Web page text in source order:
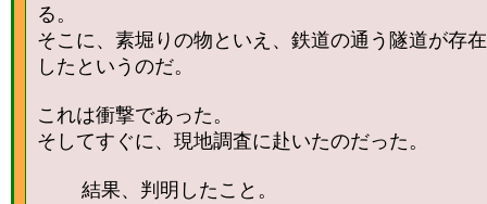
る。
そこに、素堀りの物といえ、鉄道の通う隧道が存在
したというのだ。
これは衝撃であった。
そしてすぐに、現地調査に赴いたのだった。
結果、判明したこと。